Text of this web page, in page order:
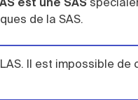
de la SAS.
Il est impossible de